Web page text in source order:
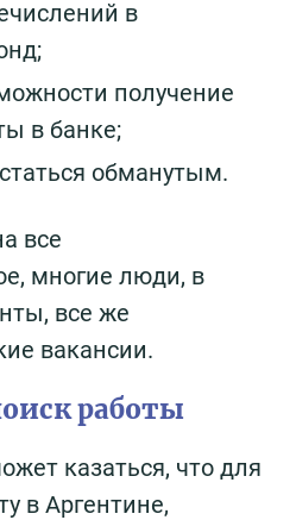
в
получение
в банке;
обманутым.
все
многие люди, в
все же
вакансии.
работы
казаться, что для
в Аргентине,